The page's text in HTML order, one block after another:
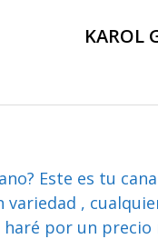
KAROL
Este es tu
,
por un precio